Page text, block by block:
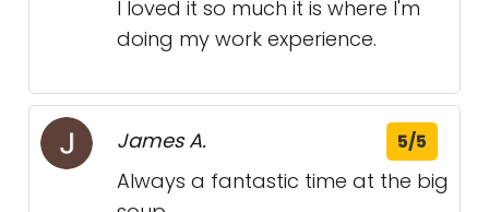
I loved it so much it is where I'm
doing my work experience.
James A. 5/5
Always a fantastic time at the big